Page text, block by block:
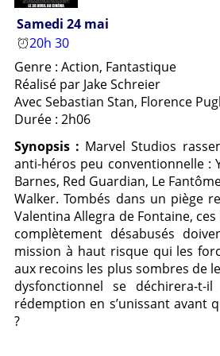
Samedi 24 mai
20h 30
Genre : Action, Fantastique
Réalisé par Jake Schreier
Avec Sebastian Stan, Florence
Durée : 2h06
Synopsis : Marvel Studios
anti-héros peu conventionnelle :
Barnes, Red Guardian, Le
Walker. Tombés dans un piège
Valentina Allegra de Fontaine,
complètement désabusés
mission à haut risque qui les
aux recoins les plus sombres de
dysfonctionnel se déchirera-t-
rédemption en s’unissant avant
?